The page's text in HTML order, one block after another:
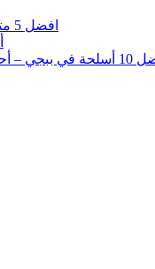
افضل 5 متصفحات خفيفه لعام 2023 للأندرويد
الأسلحة في ببجي موبايل 2023